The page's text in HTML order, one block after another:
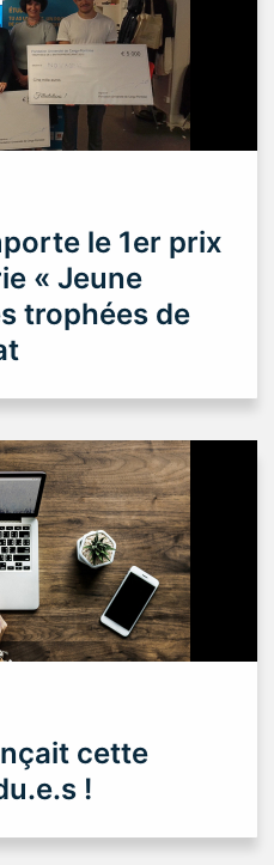
le 1er prix
« Jeune
trophées de
cette
!